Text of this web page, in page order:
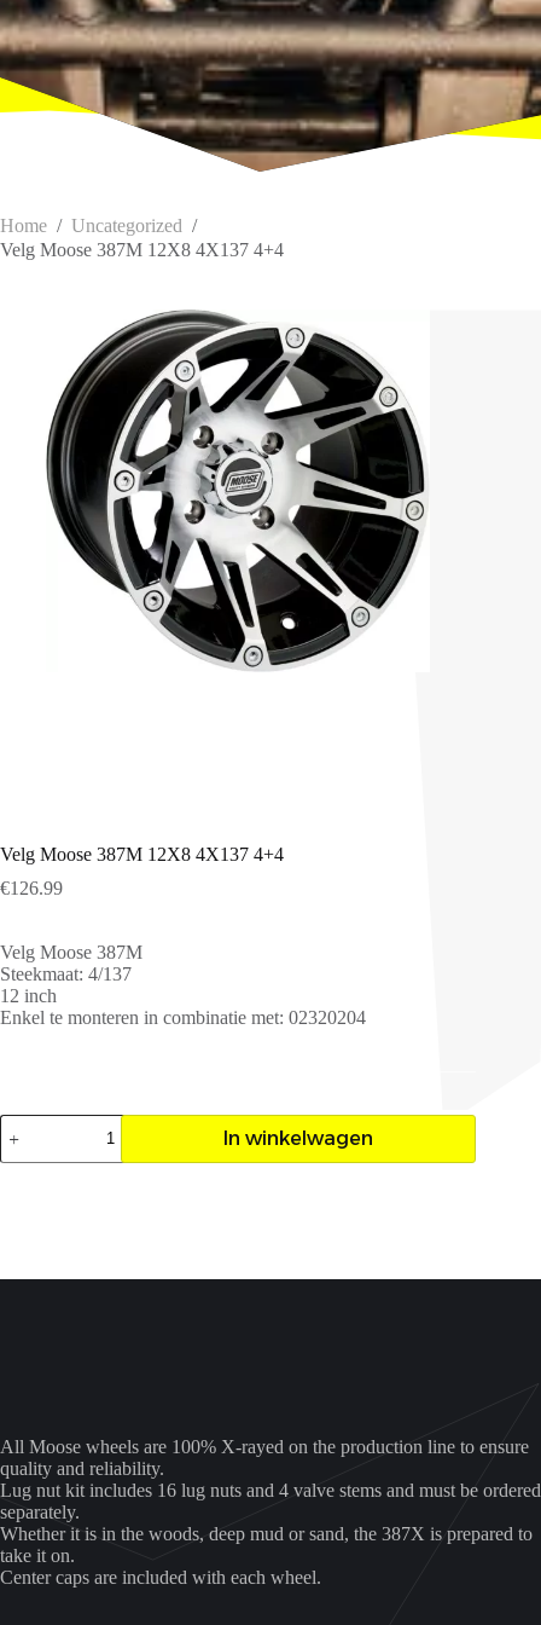
Home / Uncategorized /
Velg Moose 387M 12X8 4X137 4+4
Velg Moose 387M 12X8 4X137 4+4
€126.99
Velg Moose 387M
Steekmaat: 4/137
12 inch
Enkel te monteren in combinatie met: 02320204
Velg
Moose
387M
In winkelwagen
All Moose wheels are 100% X-rayed on the production line to ensure
quality and reliability.
Lug nut kit includes 16 lug nuts and 4 valve stems and must be ordered
separately.
Whether it is in the woods, deep mud or sand, the 387X is prepared to
take it on.
Center caps are included with each wheel.